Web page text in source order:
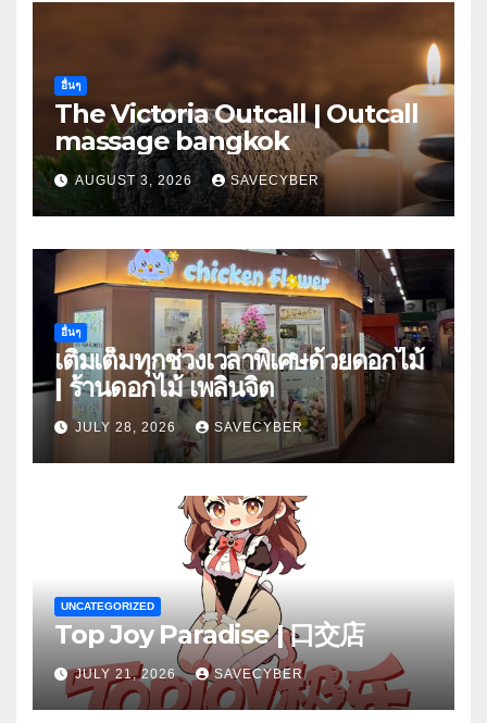
อื่นๆ
The Victoria Outcall | Outcall
massage bangkok
AUGUST 3, 2026 SAVECYBER
อื่นๆ
เติมเต็มทุกช่วงเวลาพิเศษด้วยดอกไม้
| ร้านดอกไม้ เพลินจิต
JULY 28, 2026 SAVECYBER
UNCATEGORIZED
Top Joy Paradise | 口交店
JULY 21, 2026 SAVECYBER